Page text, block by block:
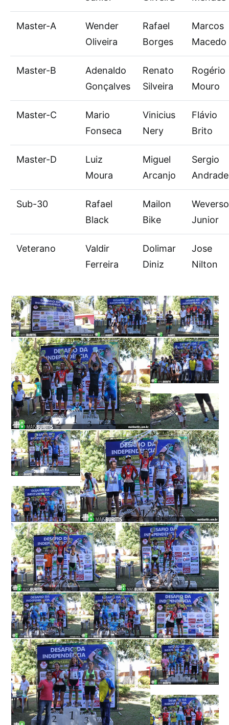
Master-A
Wender
Oliveira
Rafael
Borges
Marcos
Macedo
Master-B
Adenaldo
Gonçalves
Renato
Silveira
Rogério
Mouro
Master-C
Mario
Fonseca
Vinicius
Nery
Flávio
Brito
Master-D
Luiz
Moura
Miguel
Arcanjo
Sergio
Andrade
Sub-30
Rafael
Black
Mailon
Bike
Junior
Veterano
Valdir
Ferreira
Dolimar
Diniz
Jose
Nilton